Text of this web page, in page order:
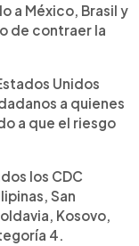
a México, Brasil y
de contraer la
Unidos
a quienes
a que el riesgo
los CDC
San
Kosovo,
4.